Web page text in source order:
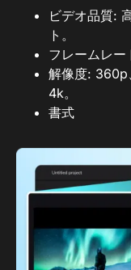
ビデオ品質:
ト。
フレームレー
解像度:
4k。
書式